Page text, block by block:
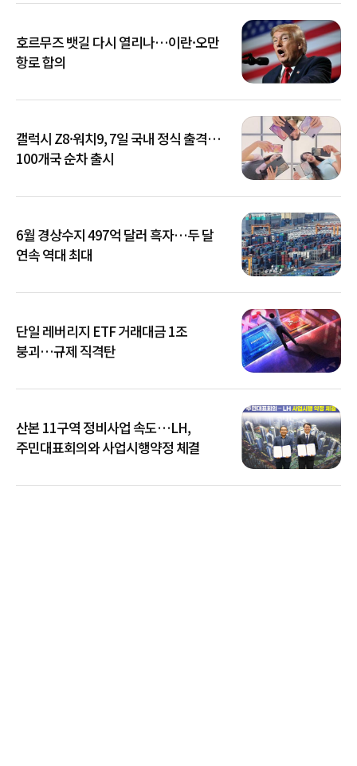
호르무즈 뱃길 다시 열리나…이란·오만
항로 합의
갤럭시 Z8·워치9, 7일 국내 정식 출격…
100개국 순차 출시
6월 경상수지 497억 달러 흑자…두 달
연속 역대 최대
단일 레버리지 ETF 거래대금 1조
붕괴…규제 직격탄
산본 11구역 정비사업 속도…LH,
주민대표회의와 사업시행약정 체결